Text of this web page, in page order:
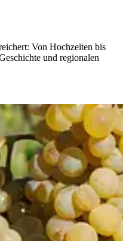
Von Hochzeiten bis
und regionalen